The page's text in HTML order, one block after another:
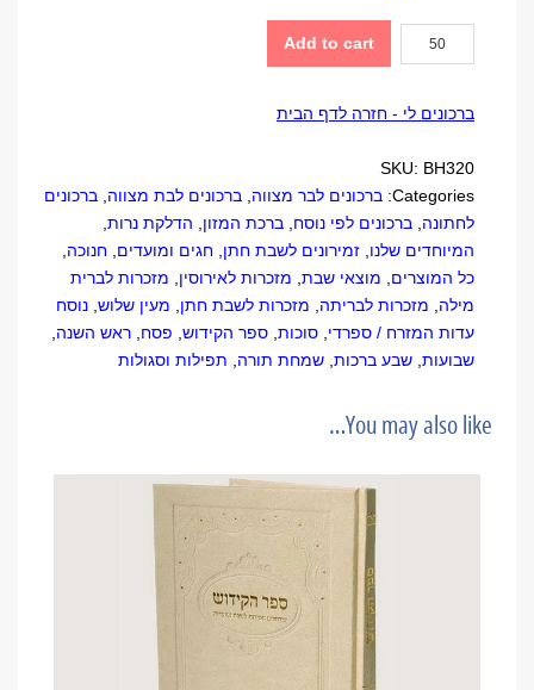
ספר
הקידוש
quantity
Add to cart
ברכונים לי - חזרה לדף הבית
SKU: BH320
Categories: ברכונים לבר מצווה, ברכונים לבת מצווה, ברכונים
לחתונה, ברכונים לפי נוסח, ברכת המזון, הדלקת נרות,
המיוחדים שלנו, זמירונים לשבת חתן, חגים ומועדים, חנוכה,
כל המוצרים, מוצאי שבת, מזכרות לאירוסין, מזכרות לברית
מילה, מזכרות לבריתה, מזכרות לשבת חתן, מעין שלוש, נוסח
עדות המזרח / ספרדי, סוכות, ספר הקידוש, פסח, ראש השנה,
שבועות, שבע ברכות, שמחת תורה, תפילות וסגולות
You may also like…